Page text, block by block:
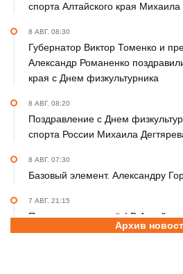
спорта Алтайского края
8 АВГ. 08:30
Губернатор Виктор Томенко и
Александр Романенко
края с Днем физкультурника
8 АВГ. 08:20
Поздравление с Днем
спорта России Михаила
8 АВГ. 07:30
Базовый элемент. Александру
7 АВГ. 21:15
Передовикам - почёт! В
олимпийского резерва
Архив